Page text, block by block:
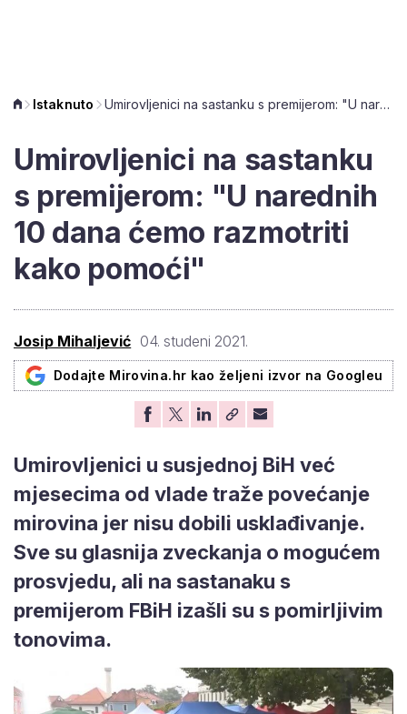
Istaknuto Umirovljenici na sastanku s premijerom: "U narednih 10 dana ćemo razmotriti kako pomoći"
Umirovljenici na sastanku
s premijerom: "U narednih
10 dana ćemo razmotriti
kako pomoći"
Josip Mihaljević 04. studeni 2021.
Dodajte Mirovina.hr kao željeni izvor na Googleu
Umirovljenici u susjednoj BiH već
mjesecima od vlade traže povećanje
mirovina jer nisu dobili usklađivanje.
Sve su glasnija zveckanja o mogućem
prosvjedu, ali na sastanaku s
premijerom FBiH izašli su s pomirljivim
tonovima.